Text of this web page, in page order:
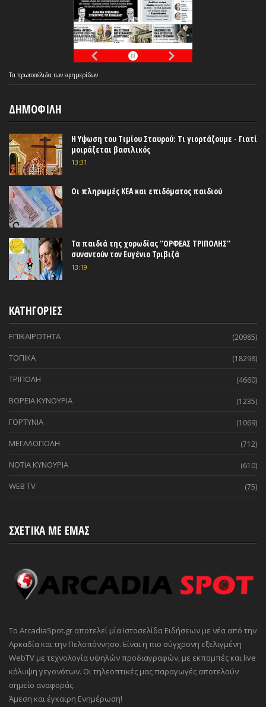
Τα πρωτοσέλιδατων εφημερίδων
ΔΗΜΟΦΙΛΗ
Η Υψωση του Τιμίου Σταυρού: Τι γιορτάζουμε - Γιατί
μοιράζεται βασιλικός
13:31
Οι πληρωμές ΚΕΑ και επιδόματος παιδιού
Τα παιδιά της χορωδίας ''ΟΡΦΕΑΣ ΤΡΙΠΟΛΗΣ''
συναντούν τον Ευγένιο Τριβιζά
13:19
ΚΑΤΗΓΟΡΙΕΣ
ΕΠΙΚΑΙΡΟΤΗΤΑ (20985)
ΤΟΠΙΚΑ (18298)
ΤΡΙΠΟΛΗ (4660)
ΒΟΡΕΙΑ ΚΥΝΟΥΡΙΑ (1235)
ΓΟΡΤΥΝΙΑ (1069)
ΜΕΓΑΛΟΠΟΛΗ (712)
ΝΟΤΙΑ ΚΥΝΟΥΡΙΑ (610)
WEB TV (75)
ΣΧΕΤΙΚΑ ΜΕ ΕΜΑΣ
Το ArcadiaSpot.gr αποτελεί μία Ιστοσελίδα Ειδήσεων με νέα από την
Αρκαδία και την Πελοπόννησο. Είναι η πιο σύγχρονη εξελιγμένη
WebTV με τεχνολογία υψηλών προδιαγραφών, με εκπομπές και live
κάλυψη γεγονότων. Οι τηλεοπτικές μας παραγωγές αποτελούν
σημείο αναφοράς.
Άμεση και έγκαιρη Ενημέρωση!